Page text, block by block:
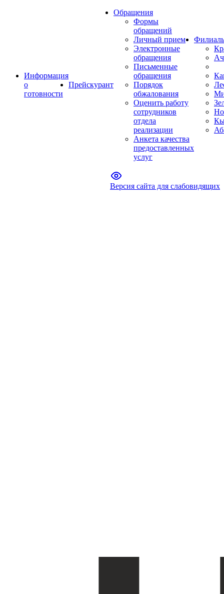
Информация
о
готовности
Прейскурант
Обращения
Формы
обращений
Личный прием
Электронные
обращения
Письменные
обращения
Порядок
обжалования
Оценить работу
сотрудников
отдела
реализации
Анкета качества
предоставленных
услуг
Версия сайта для слабовидящих